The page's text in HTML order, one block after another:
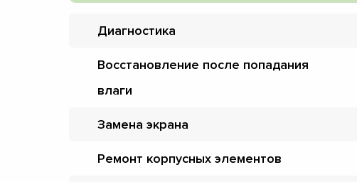
Диагностика
Восстановление после попадания
влаги
Замена экрана
Ремонт корпусных элементов